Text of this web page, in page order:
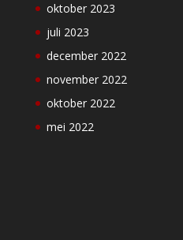
oktober 2023
juli 2023
december 2022
november 2022
oktober 2022
mei 2022